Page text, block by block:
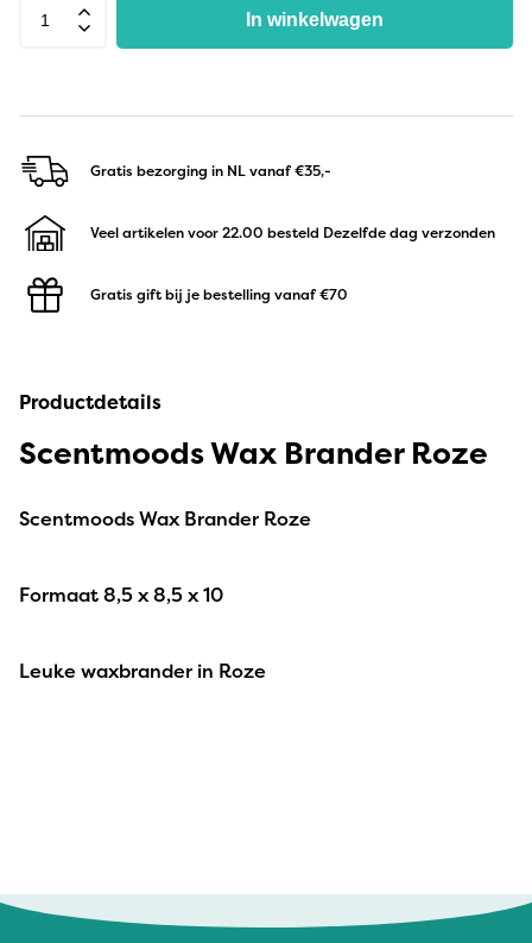
In winkelwagen
Gratis bezorging in NLvanaf €35,-
Veel artikelen voor 22.00 besteld Dezelfde dag verzonden
Gratis gift bij je bestelling vanaf €70
Productdetails
Scentmoods Wax Brander Roze
Scentmoods Wax Brander Roze
Formaat 8,5 x 8,5 x 10
Leuke waxbrander in Roze